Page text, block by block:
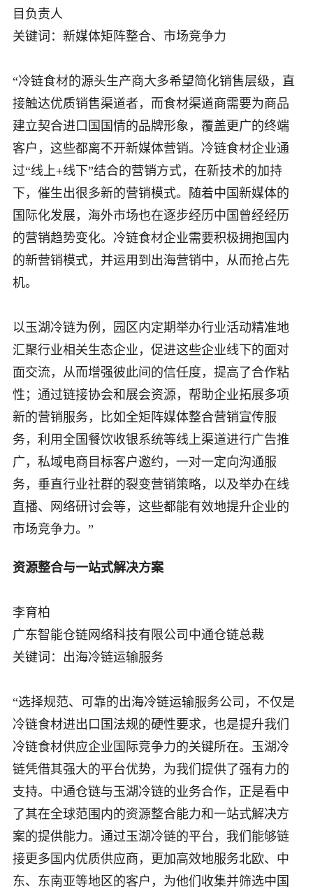
目负责人
关键词：新媒体矩阵整合、市场竞争力
“冷链食材的源头生产商大多希望简化销售层级，直
接触达优质销售渠道者，而食材渠道商需要为商品
建立契合进口国国情的品牌形象，覆盖更广的终端
客户，这些都离不开新媒体营销。冷链食材企业通
过“线上+线下”结合的营销方式，在新技术的加持
下，催生出很多新的营销模式。随着中国新媒体的
国际化发展，海外市场也在逐步经历中国曾经经历
的营销趋势变化。冷链食材企业需要积极拥抱国内
的新营销模式，并运用到出海营销中，从而抢占先
机。
以玉湖冷链为例，园区内定期举办行业活动精准地
汇聚行业相关生态企业，促进这些企业线下的面对
面交流，从而增强彼此间的信任度，提高了合作粘
性；通过链接协会和展会资源，帮助企业拓展多项
新的营销服务，比如全矩阵媒体整合营销宣传服
务，利用全国餐饮收银系统等线上渠道进行广告推
广，私域电商目标客户邀约，一对一定向沟通服
务，垂直行业社群的裂变营销策略，以及举办在线
直播、网络研讨会等，这些都能有效地提升企业的
市场竞争力。”
资源整合与一站式解决方案
李育柏
广东智能仓链网络科技有限公司中通仓链总裁
关键词：出海冷链运输服务
“选择规范、可靠的出海冷链运输服务公司，不仅是
冷链食材进出口国法规的硬性要求，也是提升我们
冷链食材供应企业国际竞争力的关键所在。玉湖冷
链凭借其强大的平台优势，为我们提供了强有力的
支持。中通仓链与玉湖冷链的业务合作，正是看中
了其在全球范围内的资源整合能力和一站式解决方
案的提供能力。通过玉湖冷链的平台，我们能够链
接更多国内优质供应商，更加高效地服务北欧、中
东、东南亚等地区的客户，为他们收集并筛选中国